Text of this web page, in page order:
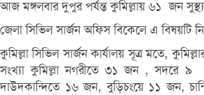
আজ মঙ্গলবার দুপুর পর্যন্ত কুমিল্লায় ৬১ জন
জেলা সিভিল সার্জন অফিস বিকেলে এ বিষয়টি
কুমিল্লা সিভিল সার্জন কার্যালয় সূত্র মতে,
সংখ্যা কুমিল্লা নগরীতে ৩১ জন , সদরে
দাউদকান্দিতে ১৬ জন, বুড়িচংয়ে ১১ জন,